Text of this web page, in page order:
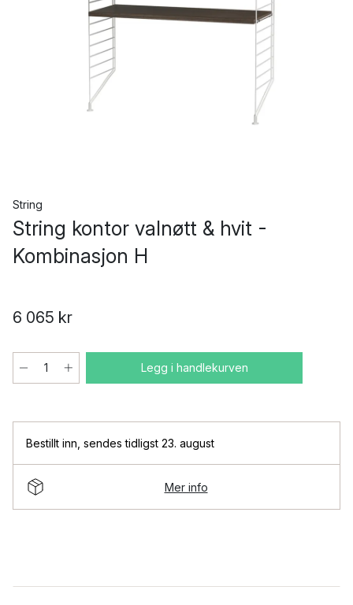
String
String kontor valnøtt & hvit -
Kombinasjon H
6 065 kr
Legg i handlekurven
Bestillt inn sendes tidligst 23. august
Mer info